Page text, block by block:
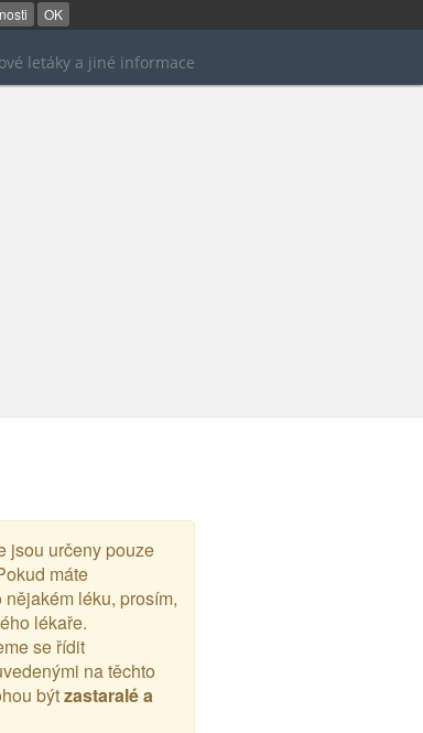
OK
letáky a jiné informace
jsou určeny pouze
máte
léku, prosím,
lékaře.
se řídit
na těchto
býtzastaralé a